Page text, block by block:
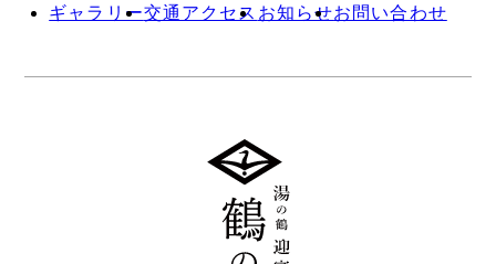
ギャラリー交通アクセス お知らせお問い合わせ